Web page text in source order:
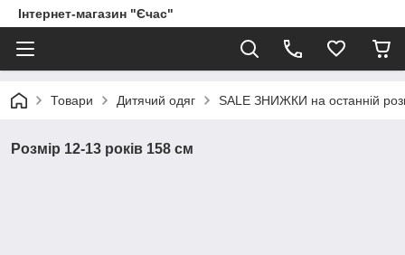
Інтернет-магазин "Єчас"
Товари Дитячий одяг SALE ЗНИЖКИ на останній
Розмір 12-13 років 158 см